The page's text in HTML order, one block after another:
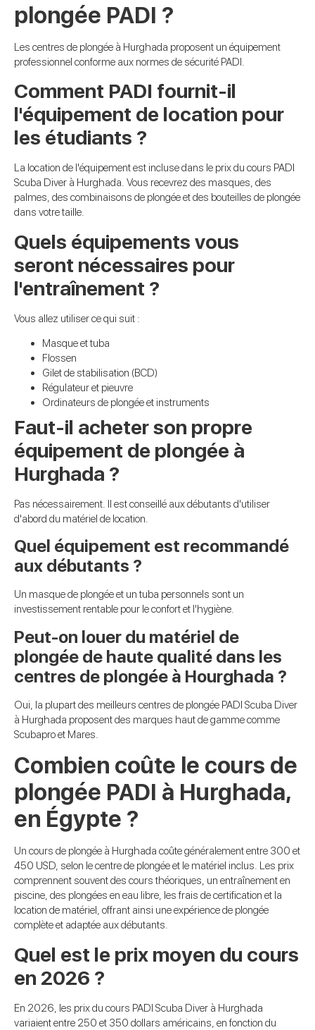
plongée PADI ?
Les centres de plongée à Hurghada proposent un équipement
professionnel conforme aux normes de sécurité PADI.
Comment PADI fournit-il
l'équipement de location pour
les étudiants ?
La location de l'équipement est incluse dans le prix du cours PADI
Scuba Diver à Hurghada. Vous recevrez des masques, des
palmes, des combinaisons de plongée et des bouteilles de plongée
dans votre taille.
Quels équipements vous
seront nécessaires pour
l'entraînement ?
Vous allez utiliser ce qui suit :
Masque et tuba
Flossen
Gilet de stabilisation (BCD)
Régulateur et pieuvre
Ordinateurs de plongée et instruments
Faut-il acheter son propre
équipement de plongée à
Hurghada ?
Pas nécessairement. Il est conseillé aux débutants d'utiliser
d'abord du matériel de location.
Quel équipement est recommandé
aux débutants ?
Un masque de plongée et un tuba personnels sont un
investissement rentable pour le confort et l'hygiène.
Peut-on louer du matériel de
plongée de haute qualité dans les
centres de plongée à Hourghada ?
Oui, la plupart des meilleurs centres de plongée PADI Scuba Diver
à Hurghada proposent des marques haut de gamme comme
Scubapro et Mares.
Combien coûte le cours de
plongée PADI à Hurghada,
en Égypte ?
Un cours de plongée à Hurghada coûte généralement entre 300 et
450 USD, selon le centre de plongée et le matériel inclus. Les prix
comprennent souvent des cours théoriques, un entraînement en
piscine, des plongées en eau libre, les frais de certification et la
location de matériel, offrant ainsi une expérience de plongée
complète et adaptée aux débutants.
Quel est le prix moyen du cours
en 2026 ?
En 2026, les prix du cours PADI Scuba Diver à Hurghada
variaient entre 250 et 350 dollars américains, en fonction du